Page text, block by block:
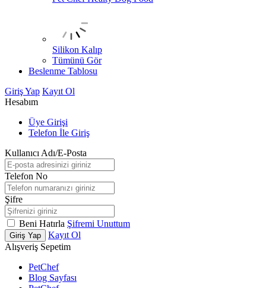
Silikon Kalıp
Tümünü Gör
Beslenme Tablosu
Giriş Yap Kayıt Ol
Hesabım
Üye Girişi
Telefon İle Giriş
Kullanıcı Adı/E-Posta
Telefon No
Şifre
Beni Hatırla Şifremi Unuttum
Giriş Yap
Kayıt Ol
Alışveriş Sepetim
PetChef
Blog Sayfası